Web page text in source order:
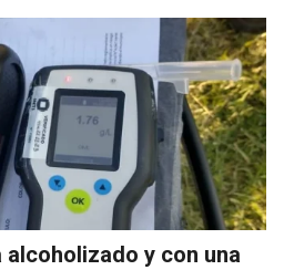
alcoholizado y con una